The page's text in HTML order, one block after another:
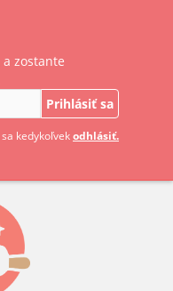
zostante
Prihlásiť sa
kedykoľvekodhlásiť.